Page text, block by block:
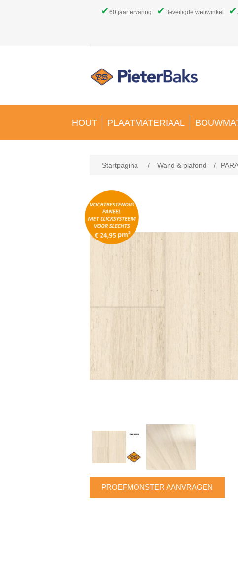
✔60 jaar ervaring ✔ Beveiligde webwinkel ✔
HOUT PLAATMATERIAAL
Startpagina / Wand & plafond /
PROEFMONSTER AANVRAGEN